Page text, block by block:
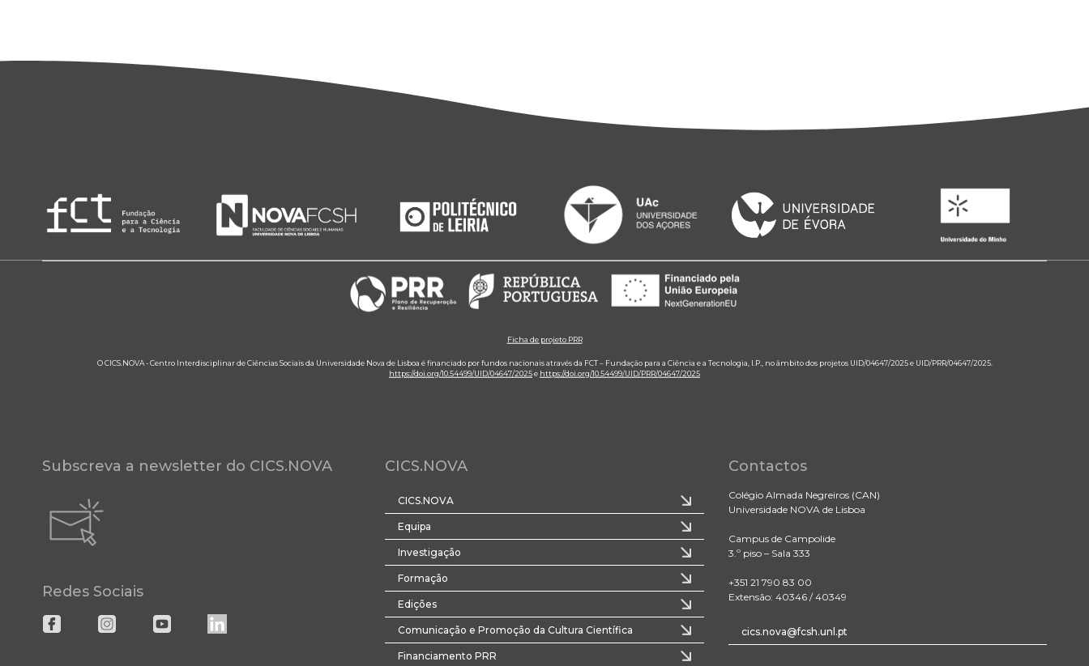
Ficha de projeto PRR
O CICS.NOVA - Centro Interdisciplinar de Ciências Sociais da Universidade Nova de Lisboa é financiado por fundos nacionais através da FCT – Fundação para a Ciência e a Tecnologia, I.P., no âmbito dos projetos UID/04647/2025 e UID/PRR/04647/2025.
https://doi.org/10.54499/UID/04647/2025e https://doi.org/10.54499/UID/PRR/04647/2025
Subscreva a newsletter do CICS.NOVA
Redes Sociais
CICS.NOVA
CICS.NOVA
Equipa
Investigação
Formação
Edições
Comunicação e Promoção da Cultura Científica
Financiamento PRR
Contactos
Colégio Almada Negreiros (CAN)
Universidade NOVA de Lisboa
Campus de Campolide
3.º piso – Sala 333
+351 21 790 83 00
Extensão: 40346 / 40349
cics.nova@fcsh.unl.pt